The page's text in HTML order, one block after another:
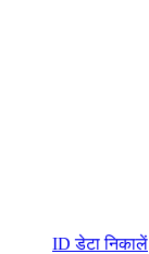
ID डेटा निकालें